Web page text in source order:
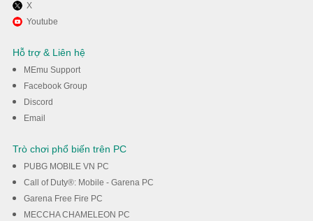
Tận hưởng chơi 雀エボライブ
麻雀 – 声優×VTuber対局 trên
X
Youtube
Hỗ trợ & Liên hệ
MEmu Support
Facebook Group
Discord
Email
Trò chơi phổ biến trên PC
PUBG MOBILE VN PC
Call of Duty®: Mobile - Garena PC
Garena Free Fire PC
MECCHA CHAMELEON PC